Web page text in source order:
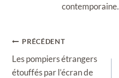
contemporaine.
Navigation
de
l’article
PRÉCÉDENT
Les pompiers étrangers
étouffés par l’écran de